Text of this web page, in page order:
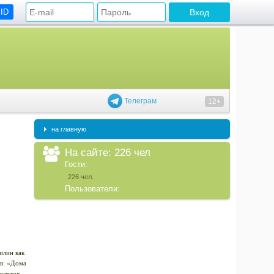
Телеграм 12+
как
«Дома
на главную
На сайте: 226 чел
Гости:
226 чел.
Пользователи: